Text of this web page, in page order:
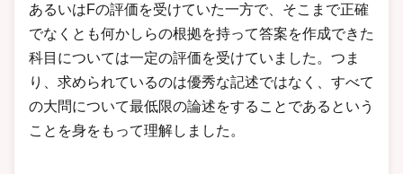
あるいはFの評価を受けていた一方で、そこまで正確
でなくとも何かしらの根拠を持って答案を作成できた
科目については一定の評価を受けていました。つま
り、求められているのは優秀な記述ではなく、すべて
の大問について最低限の論述をすることであるという
ことを身をもって理解しました。